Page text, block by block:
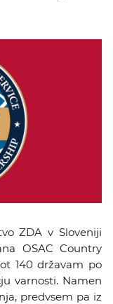
ZDA v Sloveniji
OSAC Country
140 državam po
varnosti. Namen
predvsem pa iz